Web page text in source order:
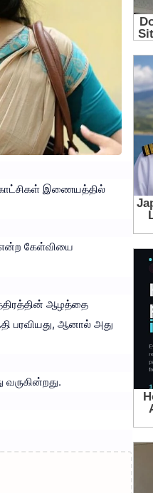
இணையத்தில்
என்ற கேள்வியை
ஆழத்தை
பரவியது, ஆனால் அது